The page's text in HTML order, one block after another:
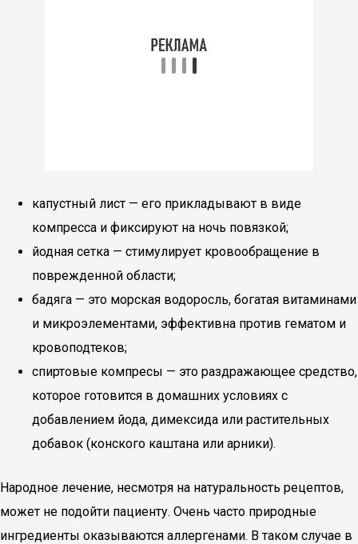
капустный лист — его прикладывают в виде
компресса и фиксируют на ночь повязкой;
йодная сетка — стимулирует кровообращение в
поврежденной области;
бадяга — это морская водоросль, богатая витаминами
и микроэлементами, эффективна против гематом и
кровоподтеков;
спиртовые компресы — это раздражающее средство,
которое готовится в домашних условиях с
добавлением йода, димексида или растительных
добавок (конского каштана или арники).
Народное лечение, несмотря на натуральность рецептов,
может не подойти пациенту. Очень часто природные
ингредиенты оказываются аллергенами. В таком случае в